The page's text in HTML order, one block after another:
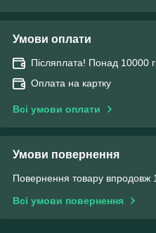
Умови оплати
Післяплата! Понад 10000
Оплата на картку
Всі умови оплати
Умови повернення
Повернення товару впродовж
Всі умови повернення